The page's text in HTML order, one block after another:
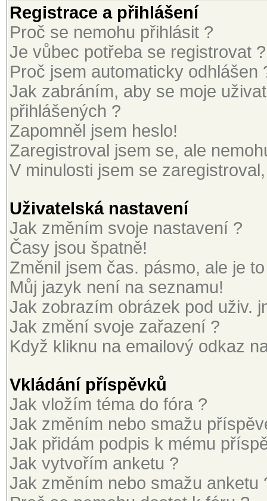
Registrace a přihlášení
Proč se nemohu přihlásit ?
Je vůbec potřeba se registrovat ?
Proč jsem automaticky odhlášen
Jak zabráním, aby se moje
přihlášených ?
Zapomněl jsem heslo!
Zaregistroval jsem se, ale
V minulosti jsem se
Uživatelská nastavení
Jak změním svoje nastavení ?
Časy jsou špatně!
Změnil jsem čas. pásmo, ale je
Můj jazyk není na seznamu!
Jak zobrazím obrázek pod uživ.
Jak změní svoje zařazení ?
Když kliknu na emailový odkaz
Vkládání příspěvků
Jak vložím téma do fóra ?
Jak změním nebo smažu
Jak přidám podpis k mému
Jak vytvořím anketu ?
Jak změním nebo smažu anketu